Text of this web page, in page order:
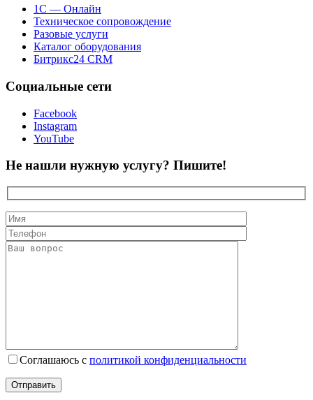
1С — Онлайн
Техническое сопровождение
Разовые услуги
Каталог оборудования
Битрикс24 CRM
Социальные сети
Facebook
Instagram
YouTube
Не нашли нужную услугу? Пишите!
Соглашаюсь с политикой конфиденциальности